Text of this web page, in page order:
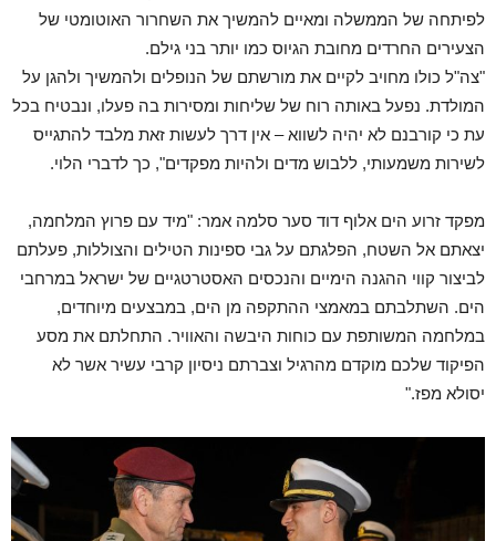
לפיתחה של הממשלה ומאיים להמשיך את השחרור האוטומטי של
הצעירים החרדים מחובת הגיוס כמו יותר בני גילם.
"צה"ל כולו מחויב לקיים את מורשתם של הנופלים ולהמשיך ולהגן על
המולדת. נפעל באותה רוח של שליחות ומסירות בה פעלו, ונבטיח בכל
עת כי קורבנם לא יהיה לשווא – אין דרך לעשות זאת מלבד להתגייס
לשירות משמעותי, ללבוש מדים ולהיות מפקדים", כך לדברי הלוי.
מפקד זרוע הים אלוף דוד סער סלמה אמר: "מיד עם פרוץ המלחמה,
יצאתם אל השטח, הפלגתם על גבי ספינות הטילים והצוללות, פעלתם
לביצור קווי ההגנה הימיים והנכסים האסטרטגיים של ישראל במרחבי
הים. השתלבתם במאמצי ההתקפה מן הים, במבצעים מיוחדים,
במלחמה המשותפת עם כוחות היבשה והאוויר. התחלתם את מסע
הפיקוד שלכם מוקדם מהרגיל וצברתם ניסיון קרבי עשיר אשר לא
יסולא מפז."